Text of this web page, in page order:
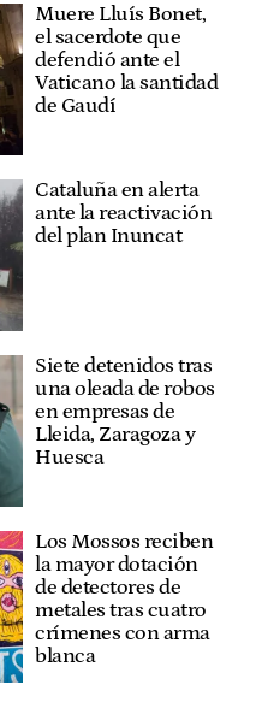
Muere Lluís Bonet,
el sacerdote que
defendió ante el
Vaticano la santidad
de Gaudí
Cataluña en alerta
ante la reactivación
del plan Inuncat
Siete detenidos tras
una oleada de robos
en empresas de
Lleida, Zaragoza y
Huesca
Los Mossos reciben
la mayor dotación
de detectores de
metales tras cuatro
crímenes con arma
blanca